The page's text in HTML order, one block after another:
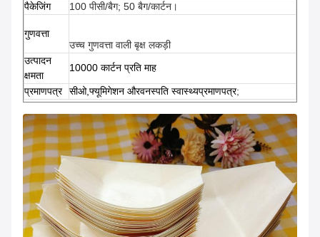
पैकेजिंग
100 पीसी/बैग; 50 बैग/कार्टन।
गुणवत्ता
उच्च गुणवत्ता वाली बृक्ष लकड़ी
उत्पादन
क्षमता
10000 कार्टन प्रति माह
प्रमाणपत्र सीओ,फ्यूमिगेशन औरवनस्पति स्वास्थ्यप्रमाणपत्र;